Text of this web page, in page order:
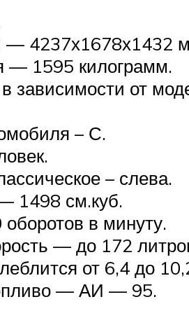
4237х1678х1432
— 1595 килограмм.
зависимости от
– С.
– слева.
1498 см.куб.
в минуту.
— до 172
от 6,4 до
— АИ — 95.